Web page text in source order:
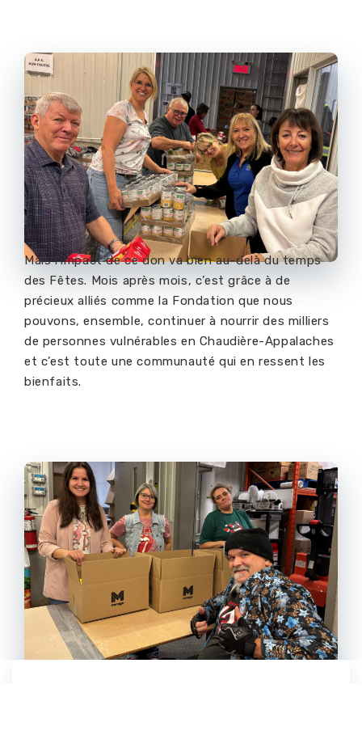
Mais l’impact de ce don va bien au-delà du temps
des Fêtes. Mois après mois, c’est grâce à de
précieux alliés comme la Fondation que nous
pouvons, ensemble, continuerà nourrir des milliers
de personnes vulnérablesen Chaudière-Appalaches
et c’est toute une communauté qui en ressent les
bienfaits.